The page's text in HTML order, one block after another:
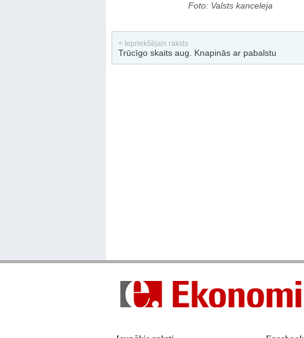
Foto: Valsts kanceleja
< Iepriekšējais raksts
Trūcīgo skaits aug. Knapinās ar pabalstu